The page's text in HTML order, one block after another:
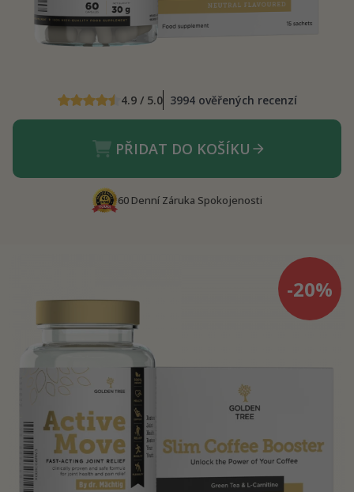
4.9 / 5.0 3994 ověřených recenzí
PŘIDAT DO KOŠÍKU
60 Denní Záruka Spokojenosti
-20%